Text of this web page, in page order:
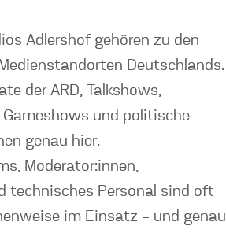
Adlershof gehören zu den
Deutschlands.
der ARD, Talkshows,
Gameshows und politische
genau hier.
Moderator:innen,
technisches Personal sind oft
im Einsatz – und genau